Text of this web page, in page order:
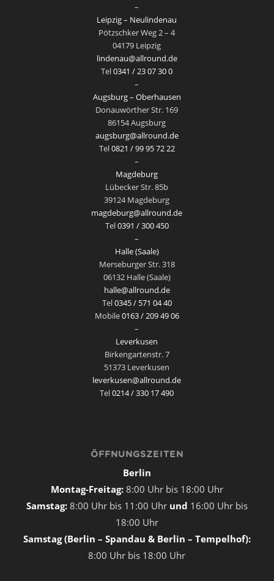
–
Leipzig – Neulindenau
Pötzschker Weg 2 – 4
04179 Leipzig
lindenau@allround.de
Tel0341 / 23 07 30 0
–
Augsburg – Oberhausen
Donauwörther Str. 169
86154 Augsburg
augsburg@allround.de
Tel0821 / 99 95 72 22
–
Magdeburg
Lübecker Str. 85b
39124 Magdeburg
magdeburg@allround.de
Tel0391 / 300 450
–
Halle (Saale)
Merseburger Str. 318
06132 Halle (Saale)
halle@allround.de
Tel0345 / 571 04 40
Mobile0163 / 209 49 06
–
Leverkusen
Birkengartenstr. 7
51373 Leverkusen
leverkusen@allround.de
Tel0214 / 330 17 490
ÖFFNUNGSZEITEN
Berlin
Montag-Freitag: 8:00 Uhr bis 18:00 Uhr
Samstag: 8:00 Uhr bis 11:00 Uhr und 16:00 Uhr bis
18:00 Uhr
Samstag (Berlin – Spandau & Berlin – Tempelhof):
8:00 Uhr bis 18:00 Uhr